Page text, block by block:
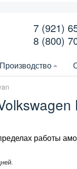
7 (921)
8 (800)
Производство
работы